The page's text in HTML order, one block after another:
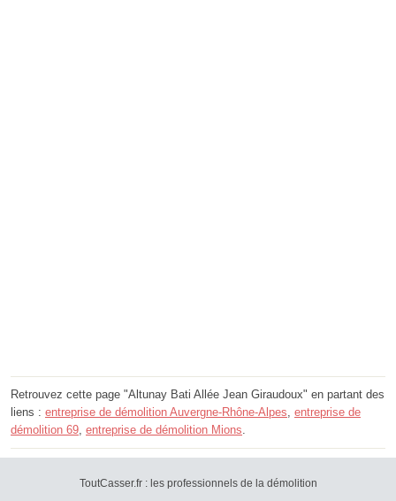
Retrouvez cette page "Altunay Bati Allée Jean Giraudoux" en partant des
liens : entreprise de démolition Auvergne-Rhône-Alpes, entreprise de
démolition 69, entreprise de démolition Mions.
ToutCasser.fr : les professionnels de la démolition